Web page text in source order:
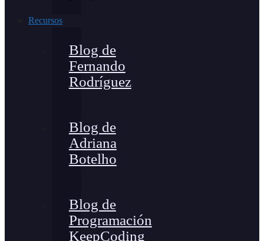
Recursos
Blog de
Fernando
Rodríguez
Blog de
Adriana
Botelho
Blog de
Programación
KeepCoding